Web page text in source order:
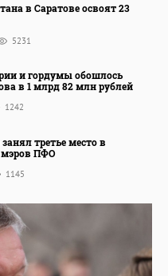
в Саратове освоят 23
5231
и гордумы обошлось
в 1 млрд 82 млн рублей
1242
третье место в
мэров ПФО
1145